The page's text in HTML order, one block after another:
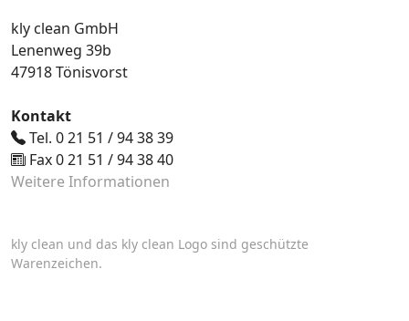
kly clean GmbH
Lenenweg 39b
47918 Tönisvorst
Kontakt
Tel. 0 21 51 / 94 38 39
Fax 0 21 51 / 94 38 40
Weitere Informationen
kly clean und das kly clean Logo sind geschützte
Warenzeichen.